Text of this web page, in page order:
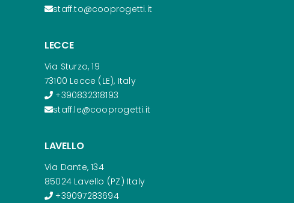
staff.to@cooprogetti.it
LECCE
Via Sturzo, 19
73100 Lecce (LE), Italy
+390832318193
staff.le@cooprogetti.it
LAVELLO
Via Dante, 134
85024 Lavello (PZ) Italy
+39097283694